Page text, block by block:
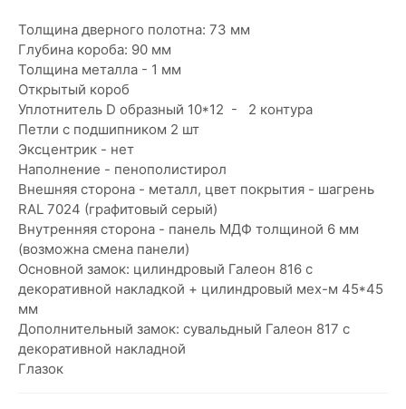
Толщина дверного полотна: 73 мм
Глубина короба: 90 мм
Толщина металла - 1 мм
Открытый короб
Уплотнитель D образный 10*12 - 2 контура
Петли с подшипником 2 шт
Эксцентрик - нет
Наполнение - пенополистирол
Внешняя сторона - металл, цвет покрытия - шагрень
RAL 7024 (графитовый серый)
Внутренняя сторона - панель МДФ толщиной 6 мм
(возможна смена панели)
Основной замок: цилиндровый Галеон 816 с
декоративной накладкой + цилиндровый мех-м 45*45
мм
Дополнительный замок: сувальдный Галеон 817 с
декоративной накладной
Глазок